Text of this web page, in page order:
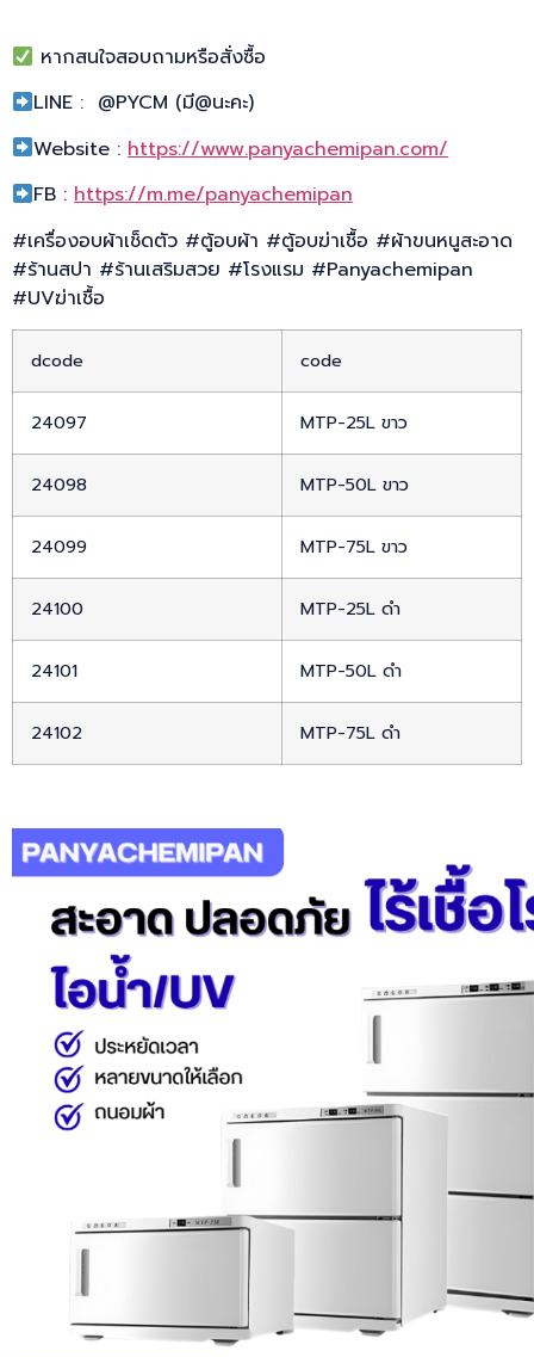
หากสนใจสอบถามหรือสั่งซื้อ
LINE : @PYCM (มี@นะคะ)
Website :https://www.panyachemipan.com/
FB :https://m.me/panyachemipan
#เครื่องอบผ้าเช็ดตัว #ตู้อบผ้า #ตู้อบฆ่าเชื้อ #ผ้าขนหนูสะอาด
#ร้านสปา #ร้านเสริมสวย #โรงแรม #Panyachemipan
#UVฆ่าเชื้อ
dcode code
24097 MTP-25L ขาว
24098 MTP-50L ขาว
24099 MTP-75L ขาว
24100 MTP-25L ดำ
24101 MTP-50L ดำ
24102 MTP-75L ดำ